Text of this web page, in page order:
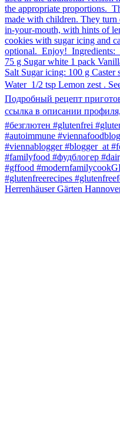
Herrenhäuser Gärten